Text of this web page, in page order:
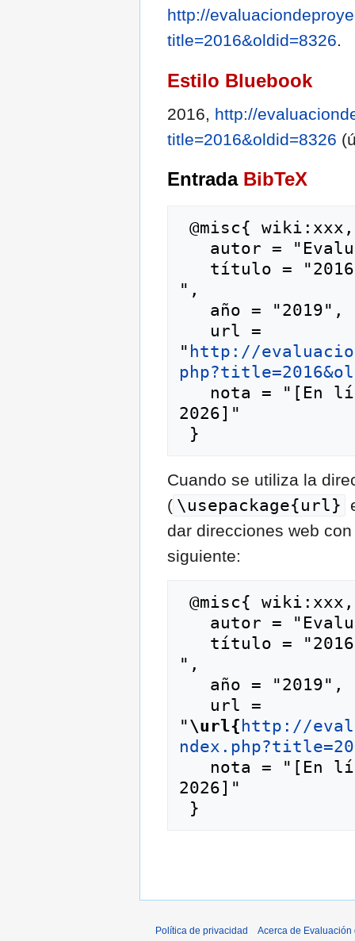
http://
title=2016&oldid=8326.
Estilo Bluebook
2016, http://
title=2016&oldid=8326
Entrada BibTeX
",
" http://
2026]"
Cuando se utiliza la
( \usepackage{url}
dar direcciones web
siguiente:
",
"\url{ http://
2026]"
Política de privacidad Acerca de Evaluación